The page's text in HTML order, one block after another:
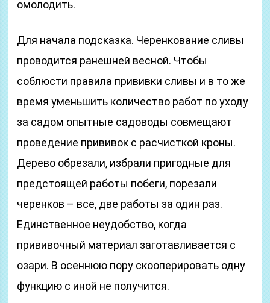
омолодить.
Для начала подсказка. Черенкование сливы
проводится ранешней весной. Чтобы
соблюсти правила прививки сливы и в то же
время уменьшить количество работ по уходу
за садом опытные садоводы совмещают
проведение прививок с расчисткой кроны.
Дерево обрезали, избрали пригодные для
предстоящей работы побеги, порезали
черенков – все, две работы за один раз.
Единственное неудобство, когда
прививочный материал заготавливается с
озари. В осеннюю пору скооперировать одну
функцию с иной не получится.